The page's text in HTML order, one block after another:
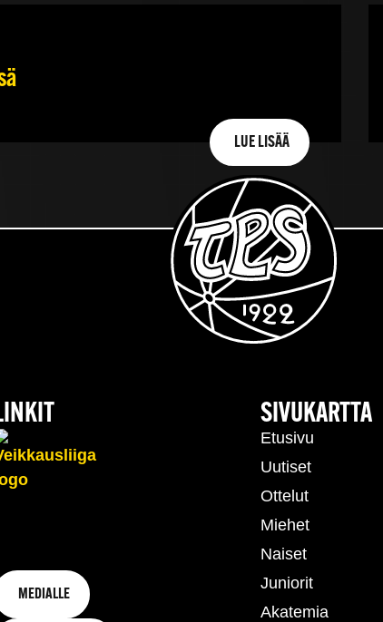
LUE LISÄÄ
MEDIALLE
SIVUKARTTA
Etusivu
Uutiset
Ottelut
Miehet
Naiset
Juniorit
Akatemia